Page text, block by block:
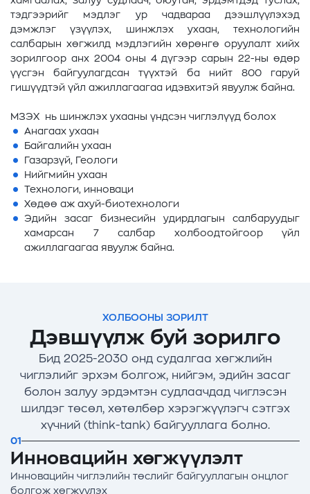
тэдгээрийг мэдлэг ур чадвараа дээшлүүлэхэд
дэмжлэг үзүүлэх, шинжлэх ухаан, технологийн
салбарын хөгжилд мэдлэгийн хөрөнгө оруулалт хийх
зорилгоор анх 2004 оны 4 дүгээр сарын 22-ны өдөр
үүсгэн байгуулагдсан түүхтэй ба нийт 800 гаруй
гишүүдтэй үйл ажиллагаагаа идэвхитэй явуулж байна.
МЗЭХ нь шинжлэх ухааны үндсэн чиглэлүүд болох
Анагаах ухаан
Байгалийн ухаан
Газарзүй, Геологи
Нийгмийн ухаан
Технологи, инноваци
Хөдөө аж ахуй-биотехнологи
Эдийн засаг бизнесийн удирдлагын салбаруудыг
хамарсан 7 салбар холбоодтойгоор үйл
ажиллагаагаа явуулж байна.
ХОЛБООНЫ ЗОРИЛТ
Дэвшүүлж буй зорилго
Бид 2025-2030 онд судалгаа хөгжлийн
чиглэлийг эрхэм болгож, нийгэм, эдийн засаг
болон залуу эрдэмтэн судлаачдад чиглэсэн
шилдэг төсөл, хөтөлбөр хэрэгжүүлэгч сэтгэх
хүчний (think-tank) байгууллага болно.
Инновацийн хөгжүүлэлт
01
Инновацийн чиглэлийн төслийг байгууллагын онцлог
болгож хөгжүүлэх